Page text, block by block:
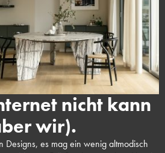
nicht kann
wir).
Designs, es mag ein wenig altmodisch